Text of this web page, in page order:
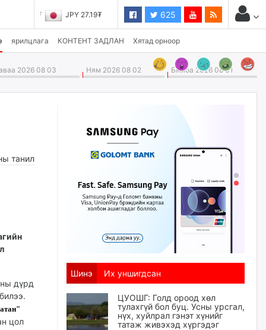
JPY 27.19₮ 625
ярилцлага КОНТЕНТ ЗАДЛАН Хятад орноор
2026 08 03 Ням 2026 08 02 Бямба 2026 08 01
танил
дүрд
цол
Шинэ Их уншигдсан
ЦУОШГ: Голд ороод хөл
тулахгүй бол буц. Усны урсгал,
нүх, хуйлрал гэнэт хүнийг
татаж живэхэд хүргэдэг